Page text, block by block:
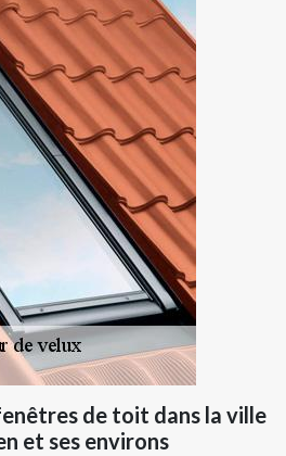
de toit dans la ville
et ses environs